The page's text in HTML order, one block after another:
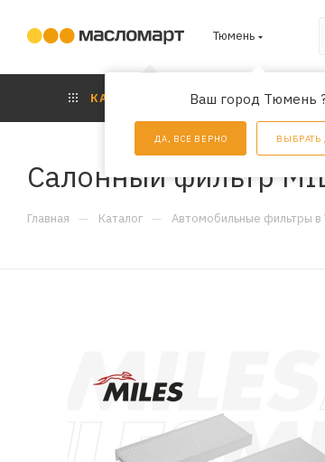
Тюмень
Ваш город Тюмень
ДА, ВСЕ ВЕРНО ВЫБРАТЬ
КАТАЛОГ АКЦИИ
Салонный фильтр
Главная — Каталог — Автомобильные фильтры в